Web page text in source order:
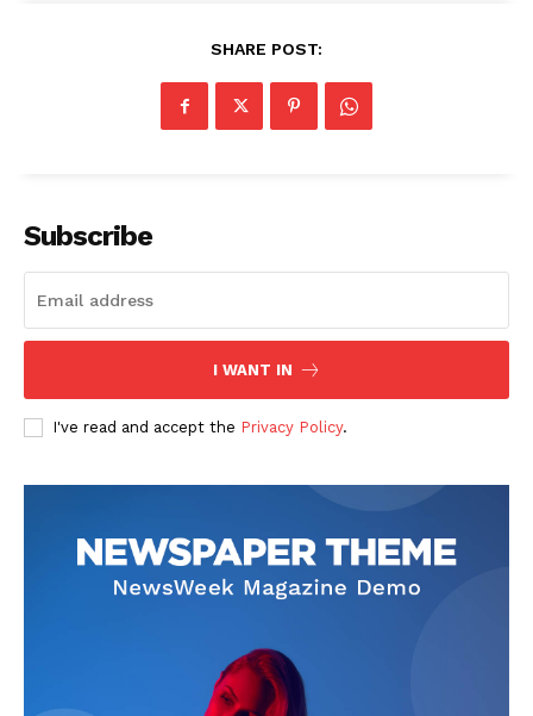
SHARE POST:
Subscribe
I WANT IN
I've read and accept the Privacy Policy.